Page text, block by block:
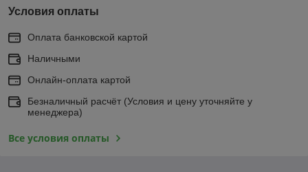
Условия оплаты
Оплата банковской картой
Наличными
Онлайн-оплата картой
Безналичный расчёт (Условия и цену уточняйте у
менеджера)
Все условия оплаты